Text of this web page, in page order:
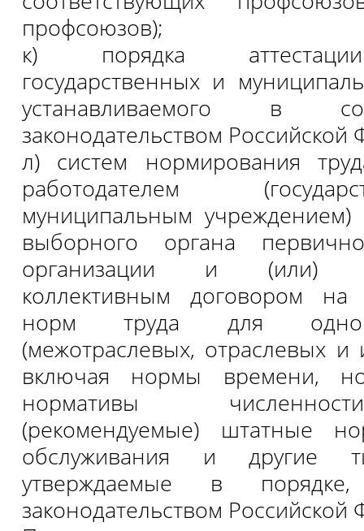
профсоюзов);
к) порядка
государственных и
устанавливаемого в
законодательством Российской
л) систем нормирования
работодателем
муниципальным
выборного органа
организации и (или)
коллективным договором
норм труда для
(межотраслевых, отраслевых
включая нормы времени,
нормативы
(рекомендуемые) штатные
обслуживания и другие
утверждаемые в порядке,
законодательством Российской